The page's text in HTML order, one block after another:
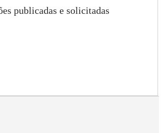
publicadas e solicitadas